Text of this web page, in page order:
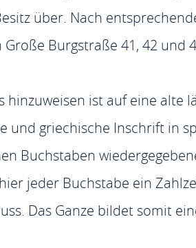
über. Nach
Große Burgstraße 41, 42 und
hinzuweisen ist auf eine alte
und griechische Inschrift in
Buchstaben
jeder Buchstabe ein
Das Ganze bildet somit